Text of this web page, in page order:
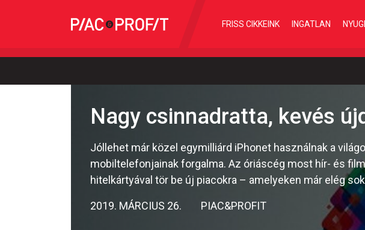
FRISS CIKKEINK INGATLAN
Nagy csinnadratta, kevés
Jóllehet már közel egymilliárd iPhonet használnak a
mobiltelefonjainak forgalma. Az óriáscég most hír- és
hitelkártyával tör be új piacokra – amelyeken már elég
2019. MÁRCIUS 26. PIAC&PROFIT